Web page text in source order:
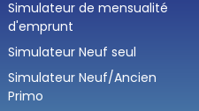
Simulateur de mensualité
d'emprunt
Simulateur Neuf seul
Simulateur Neuf/Ancien
Primo